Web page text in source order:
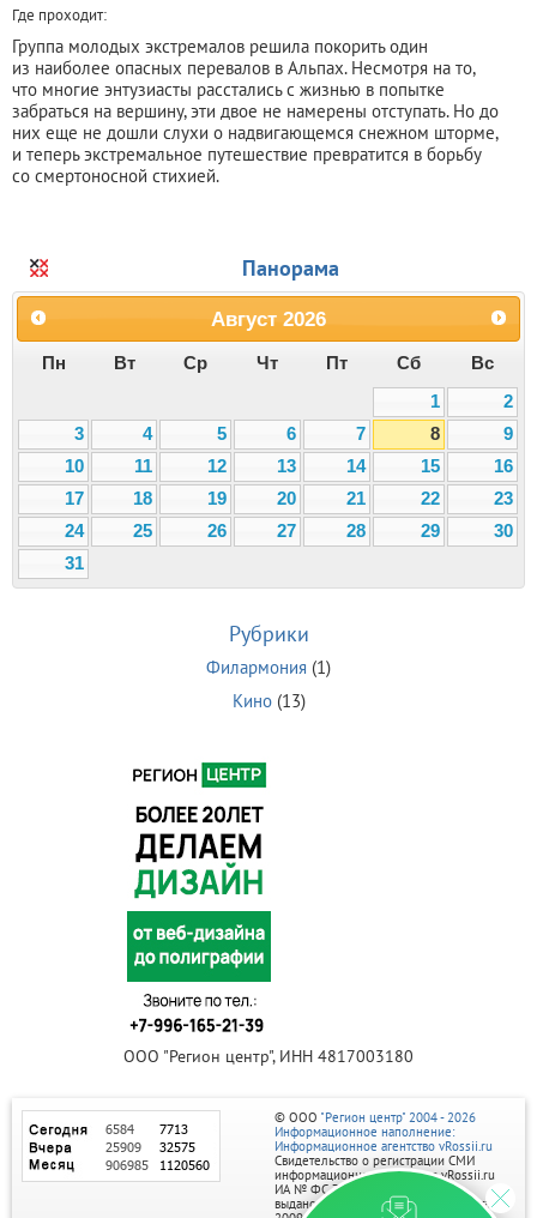
Где проходит:
Группа молодых экстремалов решила покорить один
из наиболее опасных перевалов в Альпах. Несмотря на то,
что многие энтузиасты расстались с жизнью в попытке
забраться на вершину, эти двое не намерены отступать. Но до
них еще не дошли слухи о надвигающемся снежном шторме,
и теперь экстремальное путешествие превратится в борьбу
со смертоносной стихией.
Панорама
Август 2026
Пн Вт Ср Чт Пт Сб
Вс
1
2
3
4 5 6 7 8
9
10
11 12 13 14 15
16
17
18 19 20 21 22
23
24
25 26 27 28 29
30
31
Рубрики
Филармония (1)
Кино(13)
ООО "Регион центр", ИНН 4817003180
© ООО "Регион центр" 2004 - 2026
Информационное наполнение:
Информационное агентство vRossii.ru
Свидетельство о регистрации СМИ
информационного агентства vRossii.ru
ИА № ФС 77‑35502
выдано РОСКОМНАДЗОРом 04 марта